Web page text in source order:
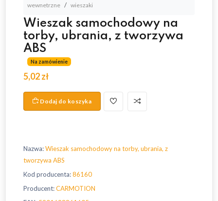
wewnetrzne wieszaki
Wieszak samochodowy na
torby, ubrania, z tworzywa
ABS
Na zamówienie
5,02 zł
Dodaj do koszyka
Nazwa:Wieszak samochodowy na torby, ubrania, z
tworzywa ABS
Kod producenta:86160
Producent:CARMOTION